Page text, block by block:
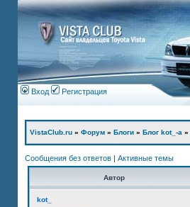
Вход Регистрация
VistaClub.ru » Форум » Блоги » Блог kot_-а »
Сообщения без ответов | Активные темы
Автор
kot_